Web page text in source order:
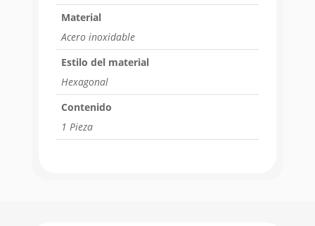
Material
Acero inoxidable
Estilo del material
Hexagonal
Contenido
1 Pieza